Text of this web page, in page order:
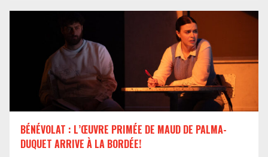
BÉNÉVOLAT : L’ŒUVRE PRIMÉE DE MAUD DE PALMA-
DUQUET ARRIVE À LA BORDÉE!